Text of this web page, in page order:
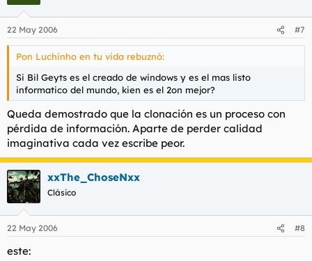
22 May 2006 #7
Pon Luchinho en tu vida rebuznó:
Si Bil Geyts es el creado de windows y es el mas listo
informatico del mundo, kien es el 2on mejor?
Queda demostrado que la clonación es un proceso con
pérdida de información. Aparte de perder calidad
imaginativa cada vez escribe peor.
xxThe_ChoseNxx
Clásico
22 May 2006 #8
este: